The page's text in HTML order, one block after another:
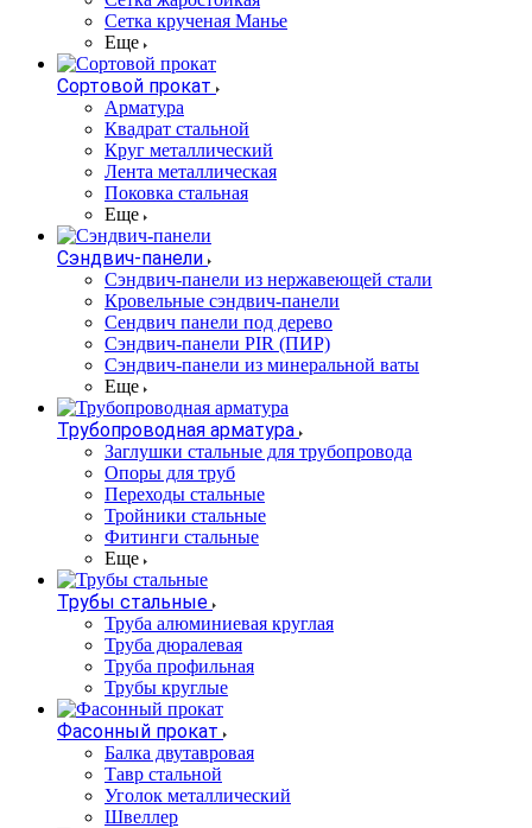
Сетка крученая Манье
Еще
Сортовой прокат
Арматура
Квадрат стальной
Круг металлический
Лента металлическая
Поковка стальная
Еще
Сэндвич-панели
Cэндвич-панели из нержавеющей стали
Кровельные сэндвич-панели
Сендвич панели под дерево
Сэндвич-панели PIR (ПИР)
Сэндвич-панели из минеральной ваты
Еще
Трубопроводная арматура
Заглушки стальные для трубопровода
Опоры для труб
Переходы стальные
Тройники стальные
Фитинги стальные
Еще
Трубы стальные
Труба алюминиевая круглая
Труба дюралевая
Труба профильная
Трубы круглые
Фасонный прокат
Балка двутавровая
Тавр стальной
Уголок металлический
Швеллер